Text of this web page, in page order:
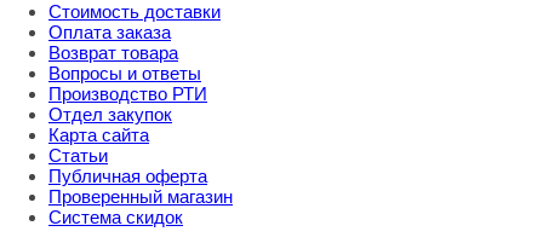
Стоимость доставки
Оплата заказа
Возврат товара
Вопросы и ответы
Производство РТИ
Отдел закупок
Карта сайта
Статьи
Публичная оферта
Проверенный магазин
Система скидок